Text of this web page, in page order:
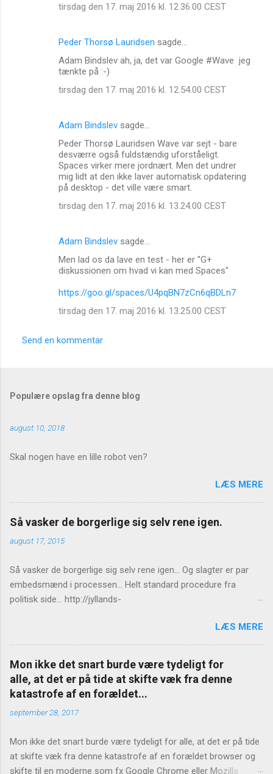
tirsdag den 17. maj 2016 kl. 12.36.00 CEST
Peder Thorsø Lauridsen sagde…
Adam Bindslev ah, ja, det var Google #Wave jeg
tænkte på :-)
tirsdag den 17. maj 2016 kl. 12.54.00 CEST
Adam Bindslev sagde…
Peder Thorsø Lauridsen Wave var sejt - bare
desværre også fuldstændig uforståeligt.
Spaces virker mere jordnært. Men det undrer
mig lidt at den ikke laver automatisk opdatering
på desktop - det ville være smart.
tirsdag den 17. maj 2016 kl. 13.24.00 CEST
Adam Bindslev sagde…
Men lad os da lave en test - her er "G+
diskussionen om hvad vi kan med Spaces"
https://goo.gl/spaces/U4pqBN7zCn6qBDLn7
tirsdag den 17. maj 2016 kl. 13.25.00 CEST
Send en kommentar
Populære opslag fra denne blog
august 10, 2018
Skal nogen have en lille robot ven?
LÆS MERE
Så vasker de borgerlige sig selv rene igen.
august 17, 2015
Så vasker de borgerlige sig selv rene igen... Og slagter er par
embedsmænd i processen... Helt standard procedure fra
politisk side... http://jyllands-
LÆS MERE
Mon ikke det snart burde være tydeligt for
alle, at det er på tide at skifte væk fra denne
katastrofe af en forældet...
september 28, 2017
Mon ikke det snart burde være tydeligt for alle, at det er på tide
at skifte væk fra denne katastrofe af en forældet browser og
skifte til en moderne som fx Google Chrome eller Mozilla